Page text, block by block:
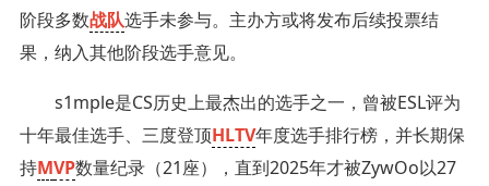
阶段多数战队选手未参与。主办方或将发布后续投票结
果，纳入其他阶段选手意见。
s1mple是CS历史上最杰出的选手之一，曾被ESL评为
十年最佳选手、三度登顶HLTV年度选手排行榜，并长期保
持MVP数量纪录（21座），直到2025年才被ZywOo以27